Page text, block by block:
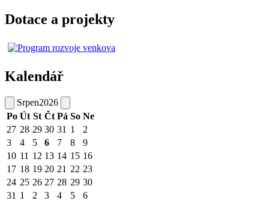
Dotace a projekty
Kalendář
Srpen2026
Po Út St Čt Pá So Ne
27 28 29 30 31 1
2
3
4 5 6 7 8
9
10 11 12 13 14 15 16
17 18 19 20 21 22 23
24 25 26 27 28 29 30
31 1 2 3 4 5 6